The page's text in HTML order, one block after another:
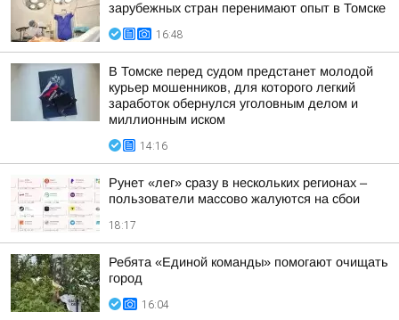
зарубежных стран перенимают опыт в Томске
16:48
В Томске перед судом предстанет молодой
курьер мошенников, для которого легкий
заработок обернулся уголовным делом и
миллионным иском
14:16
Рунет «лег» сразу в нескольких регионах –
пользователи массово жалуются на сбои
18:17
Ребята «Единой команды» помогают очищать
город
16:04